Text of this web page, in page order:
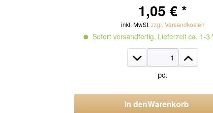
1,05 € *
inkl. MwSt. zzgl. Versandkosten
Sofort versandfertig, Lieferzeit ca. 1-3
pc.
In denWarenkorb